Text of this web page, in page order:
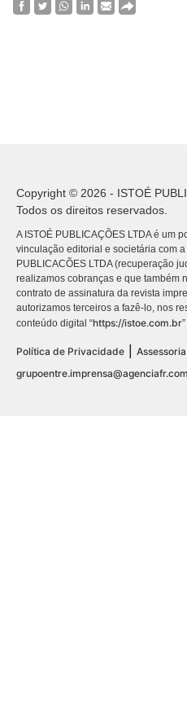
Copyright © 2026 - ISTOÉ
Todos os direitos reservados.
A ISTOÉ PUBLICAÇÕES LTDA é um
vinculação editorial e societária com
PUBLICACÕES LTDA (recuperação
realizamos cobranças e que também
contrato de assinatura da revista
autorizamos terceiros a fazê-lo, nos
conteúdo digital “https://istoe.com.br
Política de Privacidade